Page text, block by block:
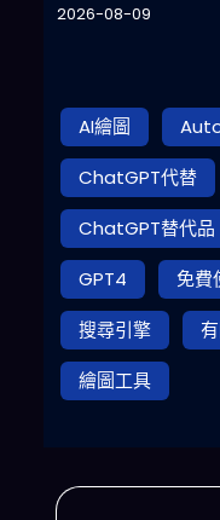
2026-08-09
AI繪圖
ChatGPT代替
ChatGPT替代品
GPT4
免費
搜尋引擎
繪圖工具